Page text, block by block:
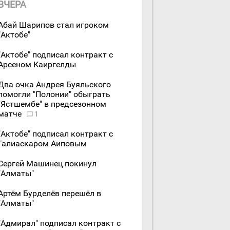
Шарипов стал игроком
подписал контракт с
Каиргелды
очка Андрея Буяльского
"Полонии" обыграть
в предсезонном
1
подписал контракт с
Аиповым
Машинец покинул
Бурделёв перешёл в
подписал контракт с